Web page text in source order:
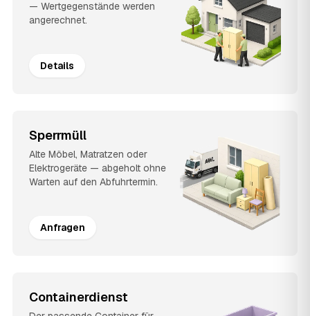
— Wertgegenstände werden
angerechnet.
Details
Sperrmüll
Alte Möbel, Matratzen oder
Elektrogeräte — abgeholt ohne
Warten auf den Abfuhrtermin.
Anfragen
Containerdienst